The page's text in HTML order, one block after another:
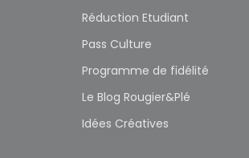
Réduction Etudiant
Pass Culture
Programme de fidélité
Le Blog Rougier&Plé
Idées Créatives